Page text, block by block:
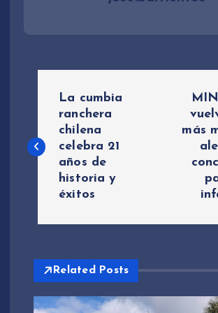
v
g
a
c
La cumbia
ranchera
chilena
celebra 21
años de
historia y
éxitos
más
Related Posts